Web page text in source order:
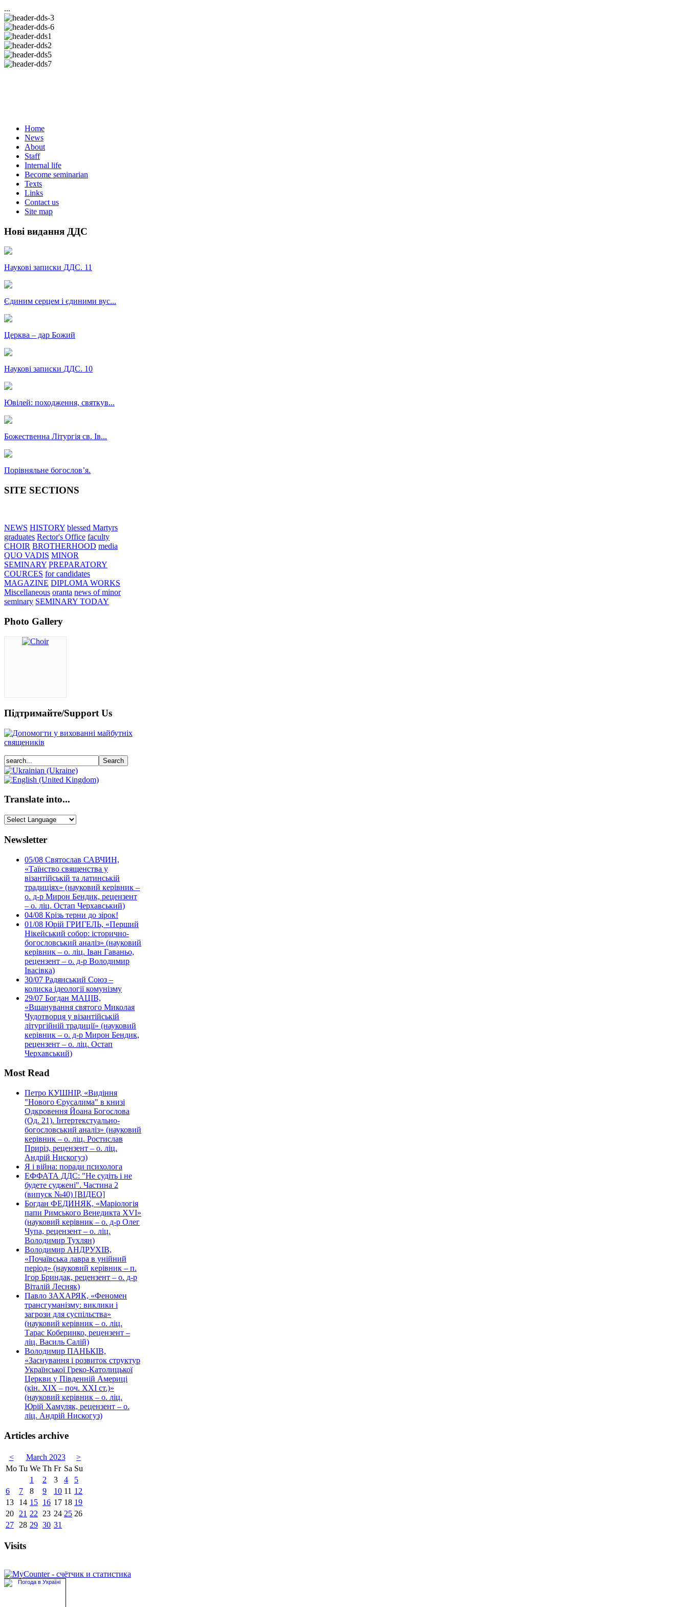
...
Home
News
About
Staff
Internal life
Become seminarian
Texts
Links
Contact us
Site map
Нові видання ДДС
Наукові записки ДДС. 11
Єдиним серцем і єдиними вус...
Церква – дар Божий
Наукові записки ДДС. 10
Ювілей: походження, святкув...
Божественна Літургія св. Ів...
Порівняльне богословʼя.
SITE SECTIONS
NEWS HISTORY blessed Martyrs
graduates Rector's Office faculty
CHOIR BROTHERHOOD media
QUO VADIS MINOR
SEMINARY PREPARATORY
COURCES for candidates
MAGAZINE DIPLOMA WORKS
Miscellaneous oranta news of minor
seminary SEMINARY TODAY
Photo Gallery
Підтримайте/Support Us
Translate into...
Newsletter
05/08 Святослав САВЧИН,
«Таїнство священства у
візантійській та латинській
традиціях» (науковий керівник –
о. д-р Мирон Бендик, рецензент
– о. ліц. Остап Черхавський)
04/08 Крізь терни до зірок!
01/08 Юрій ГРИГЕЛЬ, «Перший
Нікейський собор: історично-
богословський аналіз» (науковий
керівник – о. ліц. Іван Гаваньо,
рецензент – о. д-р Володимир
Івасівка)
30/07 Радянський Союз –
колиска ідеології комунізму
29/07 Богдан МАЦІВ,
«Вшанування святого Миколая
Чудотворця у візантійській
літургійній традиції» (науковий
керівник – о. д-р Мирон Бендик,
рецензент – о. ліц. Остап
Черхавський)
Most Read
Петро КУШНІР, «Видіння
"Нового Єрусалима" в книзі
Одкровення Йоана Богослова
(Од. 21). Інтертекстуально-
богословський аналіз» (науковий
керівник – о. ліц. Ростислав
Приріз, рецензент – о. ліц.
Андрій Нискогуз)
Я і війна: поради психолога
ЕФФАТА ДДС: "Не судіть і не
будете суджені". Частина 2
(випуск №40) [ВІДЕО]
Богдан ФЕДИНЯК, «Маріологія
папи Римського Венедикта XVI»
(науковий керівник – о. д-р Олег
Чупа, рецензент – о. ліц.
Володимир Тухлян)
Володимир АНДРУХІВ,
«Почаївська лавра в унійний
період» (науковий керівник – п.
Ігор Бриндак, рецензент – о. д-р
Віталій Лесняк)
Павло ЗАХАРЯК, «Феномен
трансгуманізму: виклики і
загрози для суспільства»
(науковий керівник – о. ліц.
Тарас Коберинко, рецензент –
ліц. Василь Салій)
Володимир ПАНЬКІВ,
«Заснування і розвиток структур
Української Греко-Католицької
Церкви у Південній Америці
(кін. ХІХ – поч. ХХІ ст.)»
(науковий керівник – о. ліц.
Юрій Хамуляк, рецензент – о.
ліц. Андрій Нискогуз)
Articles archive
< March 2023
>
Mo Tu We Th Fr Sa Su
1
2 3 4
5
6
7 8 9 10 11 12
13
14 15 16 17 18 19
20
21 22 23 24 25 26
27
28 29 30 31
Visits